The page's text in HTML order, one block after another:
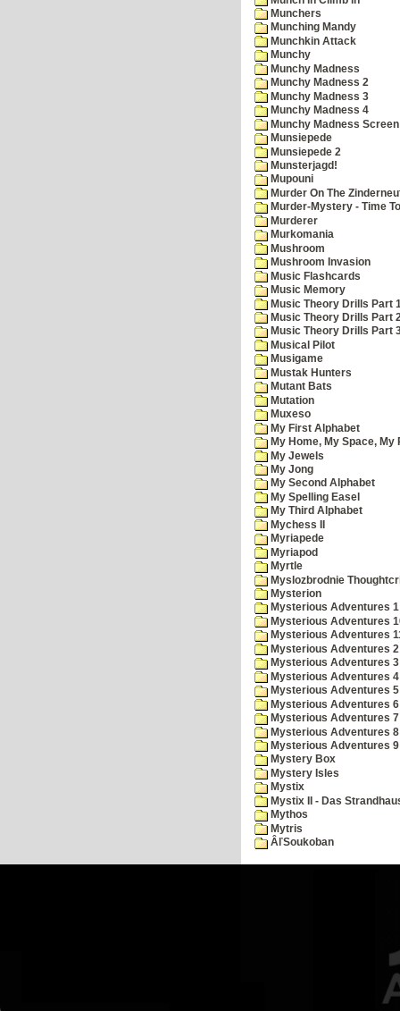
Munchers
Munching Mandy
Munchkin Attack
Munchy
Munchy Madness
Munchy Madness 2
Munchy Madness 3
Munchy Madness 4
Munchy Madness
Munsiepede
Munsiepede 2
Munsterjagd!
Mupouni
Murder On The
Murder-Mystery - Time
Murderer
Murkomania
Mushroom
Mushroom Invasion
Music Flashcards
Music Memory
Music Theory Drills Part
Music Theory Drills Part
Music Theory Drills Part
Musical Pilot
Musigame
Mustak Hunters
Mutant Bats
Mutation
Muxeso
My First Alphabet
My Home, My Space, My
My Jewels
My Jong
My Second Alphabet
My Spelling Easel
My Third Alphabet
Mychess II
Myriapede
Myriapod
Myrtle
Myslozbrodnie
Mysterion
Mysterious Adventures
Mysterious Adventures
Mysterious Adventures
Mysterious Adventures
Mysterious Adventures
Mysterious Adventures
Mysterious Adventures
Mysterious Adventures
Mysterious Adventures
Mysterious Adventures
Mysterious Adventures
Mystery Box
Mystery Isles
Mystix
Mystix II - Das
Mythos
Mytris
ÂľSoukoban